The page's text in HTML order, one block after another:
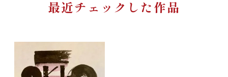
最近チェックした作品